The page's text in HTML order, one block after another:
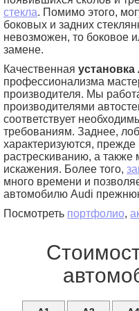
стекла. Помимо этого,
боковых и задних
невозможен, то боковое
замене.
Качественная установка
профессионализма
производителя. Мы
производителями
соответствует
требованиям. Заднее,
характеризуются, прежде
растрескиванию, а
искажения. Более того,
много времени и
автомобилю Audi
Посмотреть портфолио,